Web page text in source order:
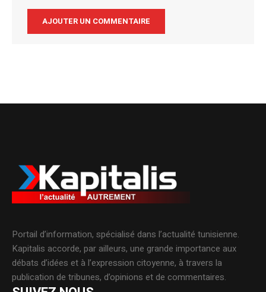
Portail d’information, spécialisé dans l’actualité tunisienne.
Kapitalis accorde, par ailleurs, une grande importance aux
débats d’idées et à l’expression citoyenne, à travers la
publication de tribunes, d’opinions et de commentaires.